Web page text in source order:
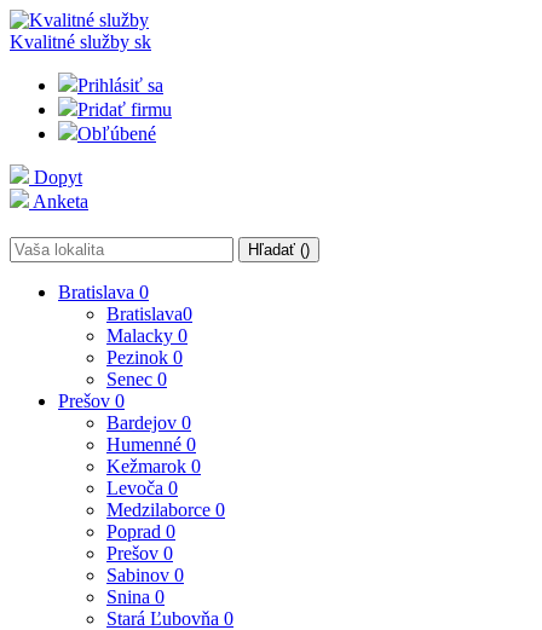
Kvalitné služby sk
Prihlásiť sa
Pridať firmu
Obľúbené
Dopyt
Anketa
Hľadať ()
Bratislava 0
Bratislava0
Malacky 0
Pezinok 0
Senec 0
Prešov 0
Bardejov 0
Humenné 0
Kežmarok 0
Levoča 0
Medzilaborce 0
Poprad 0
Prešov 0
Sabinov 0
Snina 0
Stará Ľubovňa 0